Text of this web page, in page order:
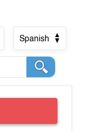
Spanish